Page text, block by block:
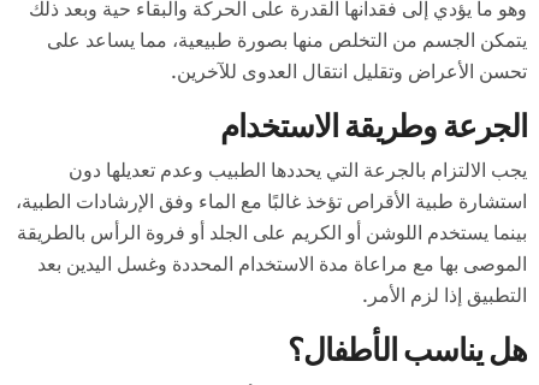
وهو ما يؤدي إلى فقدانها القدرة على الحركة والبقاء حية وبعد ذلك
يتمكن الجسم من التخلص منها بصورة طبيعية، مما يساعد على
تحسن الأعراض وتقليل انتقال العدوى للآخرين.
الجرعة وطريقة الاستخدام
يجب الالتزام بالجرعة التي يحددها الطبيب وعدم تعديلها دون
استشارة طبية الأقراص تؤخذ غالبًا مع الماء وفق الإرشادات الطبية،
بينما يستخدم اللوشن أو الكريم على الجلد أو فروة الرأس بالطريقة
الموصى بها مع مراعاة مدة الاستخدام المحددة وغسل اليدين بعد
التطبيق إذا لزم الأمر.
هل يناسب الأطفال؟